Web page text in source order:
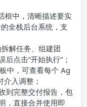
坐等交付
中，清晰描述要实
全栈后台系统，支
解任务、组建团
后点击“开始执行”；
中，可查看每个 Ag
介入调整；
完整交付报告，包